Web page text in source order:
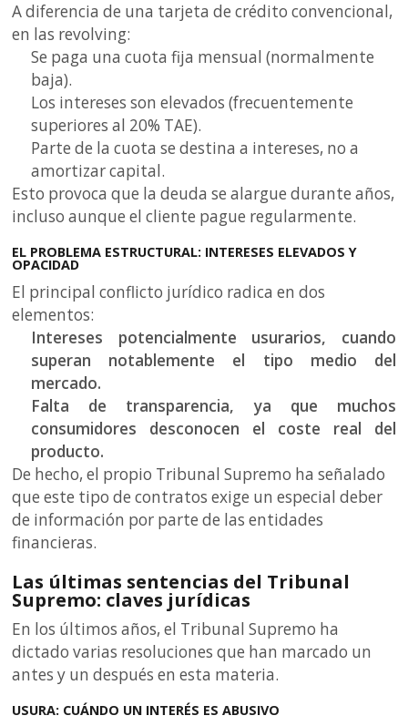
A diferencia de una tarjeta de crédito convencional,
en las revolving:
Se paga una cuota fija mensual (normalmente
baja).
Los intereses son elevados (frecuentemente
superiores al 20% TAE).
Parte de la cuota se destina a intereses, no a
amortizar capital.
Esto provoca que la deuda se alargue durante años,
incluso aunque el cliente pague regularmente.
EL PROBLEMA ESTRUCTURAL: INTERESES ELEVADOS Y
OPACIDAD
El principal conflicto jurídico radica en dos
elementos:
Intereses potencialmente usurarios, cuando
superan notablemente el tipo medio del
mercado.
Falta de transparencia, ya que muchos
consumidores desconocen el coste real del
producto.
De hecho, el propio Tribunal Supremo ha señalado
que este tipo de contratos exige un especial deber
de información por parte de las entidades
financieras.
Las últimas sentencias del Tribunal
Supremo: claves jurídicas
En los últimos años, el Tribunal Supremo ha
dictado varias resoluciones que han marcado un
antes y un después en esta materia.
USURA: CUÁNDO UN INTERÉS ES ABUSIVO